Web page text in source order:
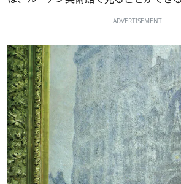
ADVERTISEMENT